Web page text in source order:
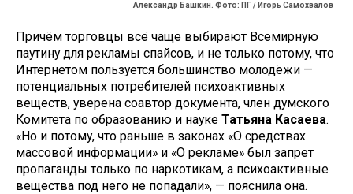
Александр Башкин. Фото: ПГ / Игорь Самохвалов
Причём торговцы всё чаще выбирают Всемирную
паутину для рекламы спайсов, и не только потому, что
Интернетом пользуется большинство молодёжи —
потенциальных потребителей психоактивных
веществ, уверена соавтор документа, член думского
Комитета по образованию и науке Татьяна Касаева.
«Но и потому, что раньше в законах «О средствах
массовой информации» и «О рекламе» был запрет
пропаганды только по наркотикам, а психоактивные
вещества под него не попадали», — пояснила она.